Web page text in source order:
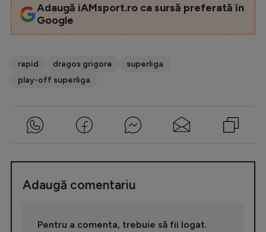
Adaugă iAMsport.ro ca sursă preferată în
Google
rapid dragos grigore
superliga
play-off superliga
Adaugă comentariu
Pentru a comenta, trebuie să fii logat.